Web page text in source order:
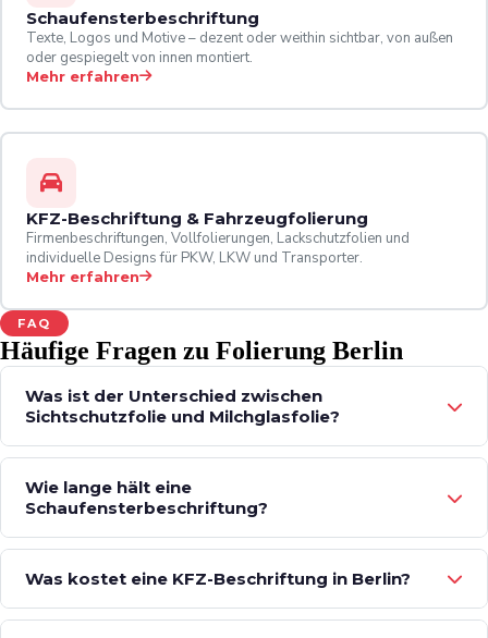
Schaufensterbeschriftung
Texte, Logos und Motive – dezent oder weithin sichtbar, von außen
oder gespiegelt von innen montiert.
Mehr erfahren
KFZ-Beschriftung & Fahrzeugfolierung
Firmenbeschriftungen, Vollfolierungen, Lackschutzfolien und
individuelle Designs für PKW, LKW und Transporter.
Mehr erfahren
FAQ
Häufige Fragen zu Folierung Berlin
Was ist der Unterschied zwischen
Sichtschutzfolie und Milchglasfolie?
Wie lange hält eine
Schaufensterbeschriftung?
Was kostet eine KFZ-Beschriftung in Berlin?